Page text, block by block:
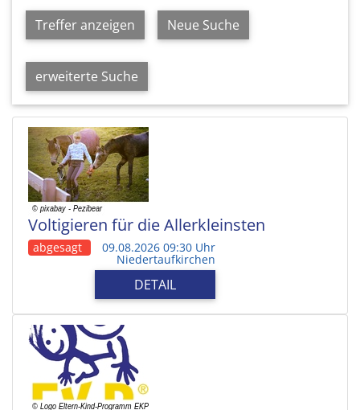
Treffer anzeigen Neue Suche
erweiterte Suche
Voltigieren für die Allerkleinsten
abgesagt 09.08.2026 09:30 Uhr
Niedertaufkirchen
DETAIL